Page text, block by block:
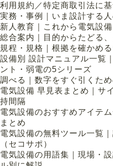
利用規約／特定商取引法に
実務・事例｜いま設計する
新人教育｜これから電気設
総合案内｜目的からたどる
規程・規格｜根拠を確かめ
設備別 設計マニュアル一覧
ント・弱電の5シリーズ
調べる｜数字をすぐ引くた
電気設備 早見表まとめ｜サ
持間隔
電気設備のおすすめアイテ
まとめ
電気設備の無料ツール一覧
（セコサポ）
電気設備の用語集｜現場・